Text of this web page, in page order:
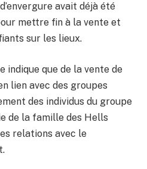
avait déjà été
mettre fin à la vente et
sur les lieux.
indique que de la vente de
lien avec des groupes
des individus du groupe
de la famille des Hells
relations avec le